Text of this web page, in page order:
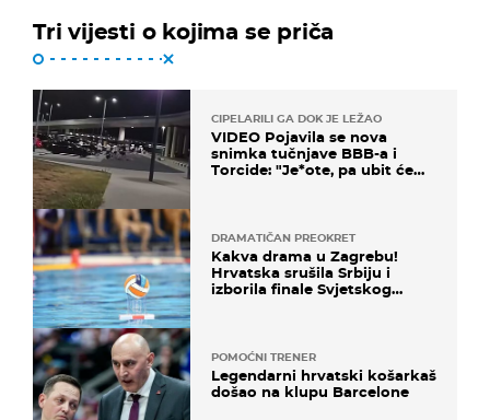
Tri vijesti o kojima se priča
CIPELARILI GA DOK JE LEŽAO
VIDEO Pojavila se nova
snimka tučnjave BBB-a i
Torcide: "Je*ote, pa ubit će
DRAMATIČAN PREOKRET
Kakva drama u Zagrebu!
Hrvatska srušila Srbiju i
izborila finale Svjetskog
POMOĆNI TRENER
Legendarni hrvatski košarkaš
došao na klupu Barcelone